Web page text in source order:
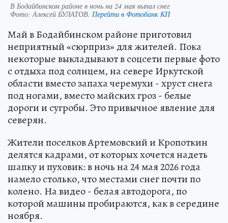
В Бодайбинском районе в ночь на 24 мая выпал снег
Фото: Алексей БУЛАТОВ. Перейти в Фотобанк КП
Май в Бодайбинском районе приготовил
неприятный «сюрприз» для жителей. Пока
некоторые выкладывают в соцсети первые фото
с отдыха под солнцем, на севере Иркутской
области вместо запаха черемухи - хруст снега
под ногами, вместо майских гроз - белые
дороги и сугробы. Это привычное явление для
северян.
Жители поселков Артемовский и Кропоткин
делятся кадрами, от которых хочется надеть
шапку и пуховик: в ночь на 24 мая 2026 года
намело столько, что местами снег почти по
колено. На видео - белая автодорога, по
которой машины пробираются, как в середине
ноября.